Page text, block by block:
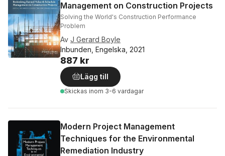
Management on Construction Projects
Solving the World's Construction Performance
Problem
Av J Gerard Boyle
Inbunden, Engelska, 2021
887 kr
Lägg till
Skickas inom 3-6 vardagar
Modern Project Management
Techniques for the Environmental
Remediation Industry